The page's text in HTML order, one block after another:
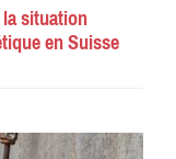
situation
en Suisse